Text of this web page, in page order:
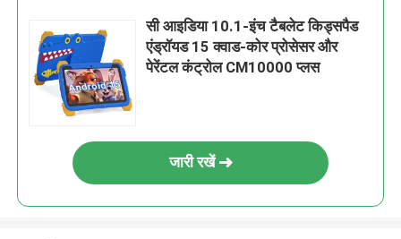
सी आइडिया 10.1-इंच टैबलेट किड्सपैड
एंड्रॉयड 15 क्वाड-कोर प्रोसेसर और
पेरेंटल कंट्रोल CM10000 प्लस
जारी रखें